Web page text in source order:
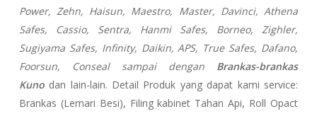
Power, Zehn, Haisun, Maestro, Master, Davinci, Athena
Safes, Cassio, Sentra, Hanmi Safes, Borneo, Zighler,
Sugiyama Safes, Infinity, Daikin, APS, True Safes, Dafano,
Foorsun, Conseal sampai dengan Brankas-brankas
Kunodan lain-lain. Detail Produk yang dapat kami service:
Brankas (Lemari Besi), Filing kabinet Tahan Api, Roll Opact